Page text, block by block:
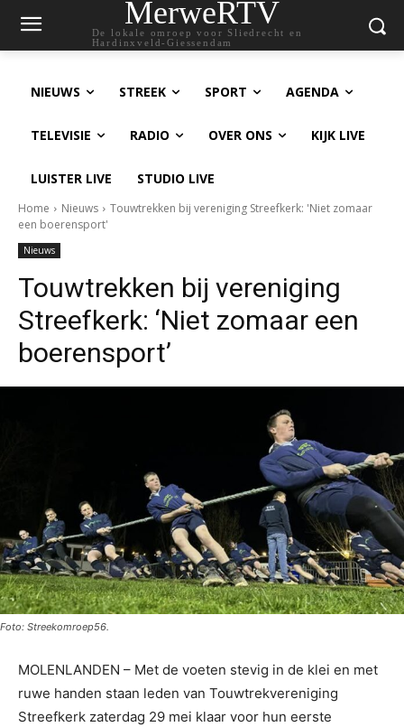
MerweRTV
De lokale omroep voor Sliedrecht en
Hardinxveld-Giessendam
NIEUWS STREEK SPORT AGENDA
TELEVISIE RADIO OVER ONS KIJK LIVE
LUISTER LIVE STUDIO LIVE
Home Nieuws
Touwtrekken bij vereniging Streefkerk: 'Niet zomaar
een boerensport'
Nieuws
Touwtrekken bij vereniging
Streefkerk: ‘Niet zomaar een
boerensport’
Foto: Streekomroep56.
MOLENLANDEN – Met de voeten stevig in de klei en met
ruwe handen staan leden van Touwtrekvereniging
Streefkerk zaterdag 29 mei klaar voor hun eerste